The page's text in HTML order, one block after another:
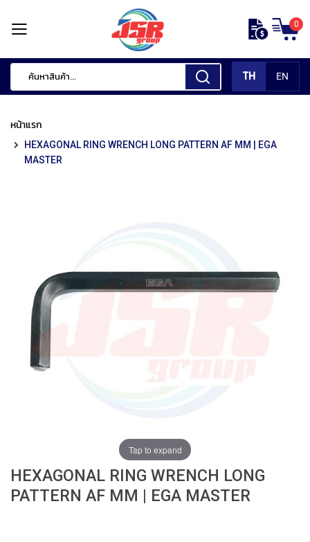
แรก
สินค้า
เรา
น
ะ
0
TH EN
ข้าม
ไป
เนื้อหา
หน้าแรก
HEXAGONAL RING WRENCH LONG PATTERN AF MM | EGA
MASTER
HEXAGONAL RING WRENCH LONG
PATTERN AF MM | EGA MASTER
Tap to expand